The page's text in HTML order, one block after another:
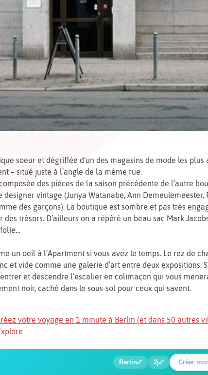
soeur et dégriffée d’un des magasins de mode les plus
– situé juste à l’angle de la même rue.
des pièces de la saison précédente de l’autre
designer vintage (Junya Watanabe, Ann Demeulemeester,
des garçons). La boutique est sombre et pas très
des trésors. D’ailleurs on a répéré un beau sac Mark
un oeil à l’Apartment si vous avez le temps. Le rez de
et vide comme une galerie d’art entre deux expositions.
et descendre l’escalier en colimaçon qui vous
noir, caché dans le sous-sol pour ceux qui savent.
votre voyage en 1 minute à Berlin (et dans 50 autres
🔍
🔍
🔍
🍲
🔍
Poste de contrôle Charlie
Berlin 2j Créer